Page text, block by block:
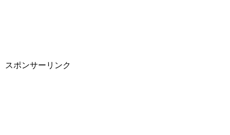
スポンサーリンク